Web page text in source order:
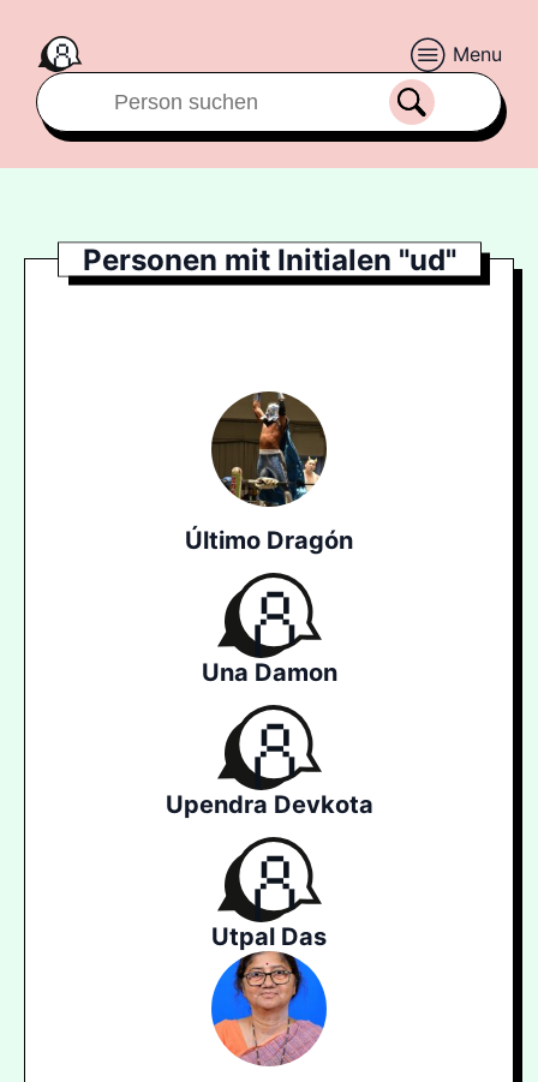
Menu
Personen mit Initialen "ud"
Último Dragón
Una Damon
Upendra Devkota
Utpal Das